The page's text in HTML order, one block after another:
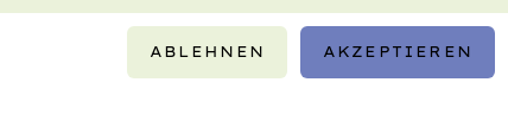
ABLEHNEN AKZEPTIEREN